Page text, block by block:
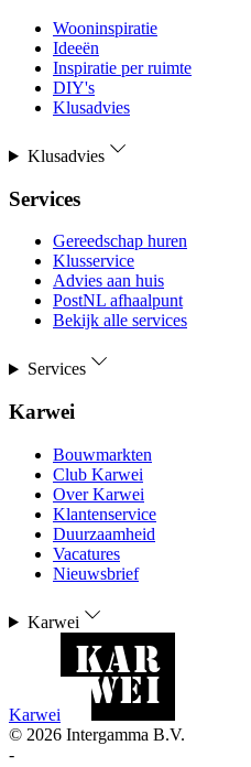
Wooninspiratie
Ideeën
Inspiratie per ruimte
DIY's
Klusadvies
Klusadvies
Services
Gereedschap huren
Klusservice
Advies aan huis
PostNL afhaalpunt
Bekijk alle services
Services
Karwei
Bouwmarkten
Club Karwei
Over Karwei
Klantenservice
Duurzaamheid
Vacatures
Nieuwsbrief
Karwei
Karwei
© 2026 Intergamma B.V.
-